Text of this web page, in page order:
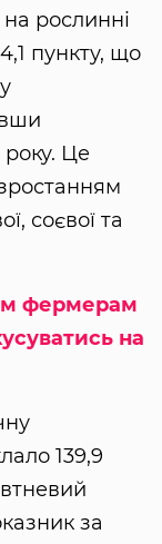
рослинні
пункту, що
Це
соєвої та
фермерам
на
139,9
за